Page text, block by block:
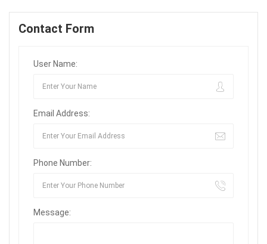
Contact Form
User Name:
Email Address:
Phone Number:
Message: